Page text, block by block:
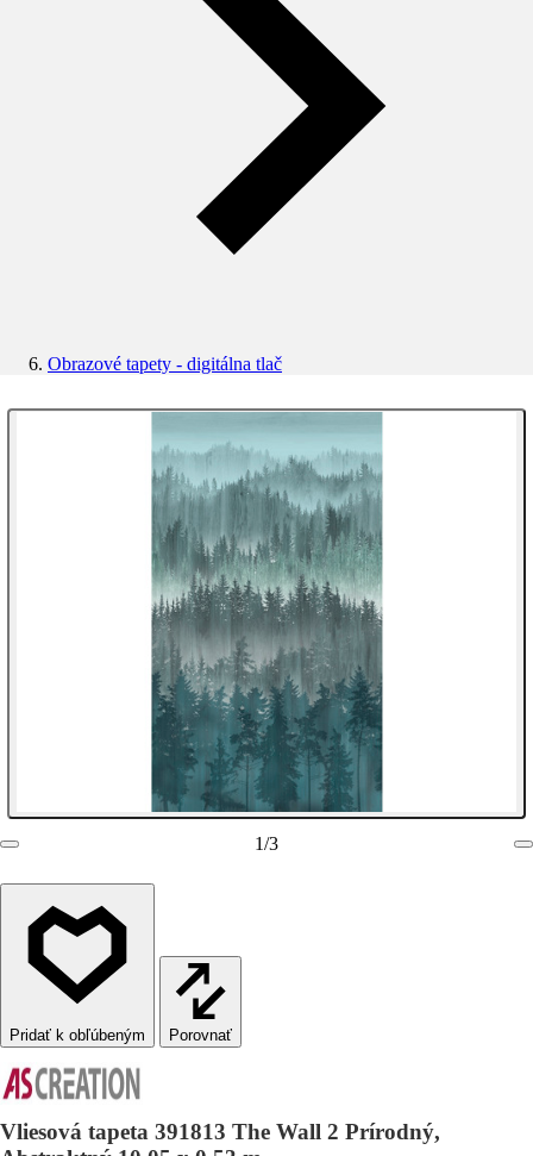
Obrazové tapety - digitálna tlač
1/3
Porovnať
Vliesová tapeta 391813 The Wall 2 Prírodný,